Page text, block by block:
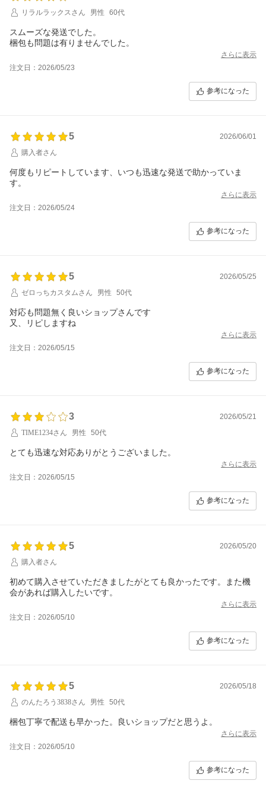
リラルラックスさん
男性 60代
スムーズな発送でした。
さらに表示
注文日：2026/05/23
参考になった
5
2026/06/01
購入者さん
何度もリピートしています、いつも迅速な発送で助かっていま
す。
さらに表示
注文日：2026/05/24
参考になった
5
2026/05/25
ゼロっちカスタムさん
男性 50代
対応も問題無く良いショップさんです
又、リピしますね
さらに表示
注文日：2026/05/15
参考になった
3
2026/05/21
TIME1234さん
男性 50代
とても迅速な対応ありがとうございました。
さらに表示
注文日：2026/05/15
参考になった
5
2026/05/20
購入者さん
初めて購入させていただきましたがとても良かったです。また機
会があれば購入したいです。
さらに表示
注文日：2026/05/10
参考になった
5
2026/05/18
のんたろう3838さん
男性 50代
梱包丁寧で配送も早かった。良いショップだと思うよ。
さらに表示
注文日：2026/05/10
参考になった